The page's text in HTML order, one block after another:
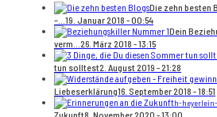
Die zehn besten
–... 19. Januar 2018 - 00:54
Dein
verm... 26. März 2018 - 13:15
tun solltest2. August 2019 - 21:28
Liebeserklärung16. September 2018 - 18:51
h-heyerlein-
Zukunft8. November 2020 - 13:00